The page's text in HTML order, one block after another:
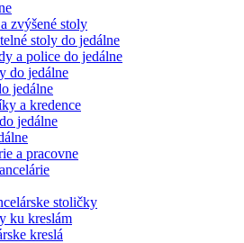
zvýšené stoly
stoly do jedálne
a police do jedálne
do jedálne
jedálne
a kredence
jedálne
a pracovne
stoličky
ku kreslám
kreslá